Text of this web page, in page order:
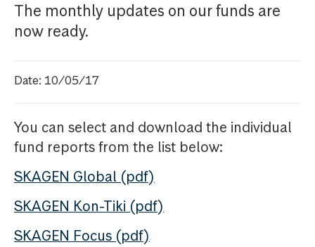
The monthly updates on our funds are
now ready.
Date: 10/05/17
You can select and download the individual
fund reports from the list below:
SKAGEN Global (pdf)
SKAGEN Kon-Tiki (pdf)
SKAGEN Focus (pdf)